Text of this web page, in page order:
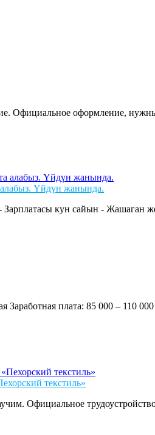
Официальное оформление,
Үйдүн жанында.
кун сайын - Жашаган
плата: 85 000 – 110 000
текстиль»
Официальное